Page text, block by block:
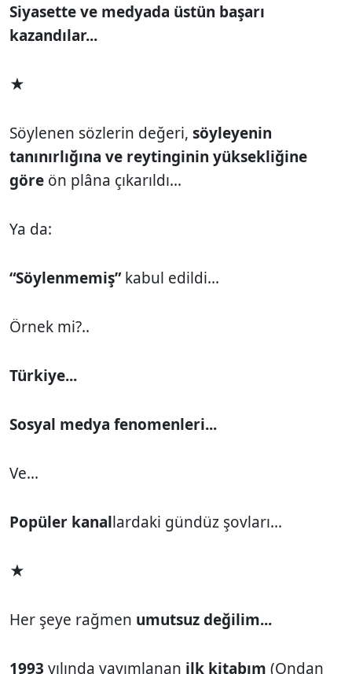
Siyasette ve medyada üstün başarı
kazandılar...
★
Söylenen sözlerin değeri, söyleyenin
tanınırlığına ve reytinginin yüksekliğine
göre ön plâna çıkarıldı...
Ya da:
“Söylenmemiş”kabul edildi...
Örnek mi?..
Türkiye...
Sosyal medya fenomenleri...
Ve...
Popüler kanallardaki gündüz şovları...
★
Her şeye rağmen umutsuz değilim...
1993 yılında yayımlanan ilk kitabım (Ondan